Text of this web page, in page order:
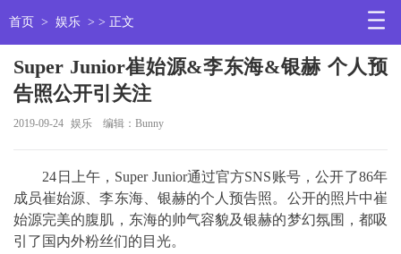
首页 > 娱乐 > > 正文
Super Junior崔始源&李东海&银赫 个人预
告照公开引关注
2019-09-24 娱乐 编辑：Bunny
24日上午，Super Junior通过官方SNS账号，公开了86年
成员崔始源、李东海、银赫的个人预告照。公开的照片中崔
始源完美的腹肌，东海的帅气容貌及银赫的梦幻氛围，都吸
引了国内外粉丝们的目光。